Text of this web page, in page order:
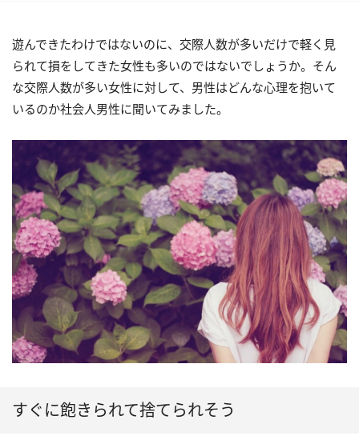
遊んできたわけではないのに、交際人数が多いだけで軽く見
られて損をしてきた女性も多いのではないでしょうか。そん
な交際人数が多い女性に対して、男性はどんな心理を抱いて
いるのか社会人男性に聞いてみました。
すぐに飽きられて捨てられそう